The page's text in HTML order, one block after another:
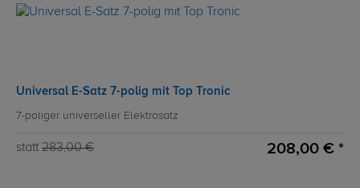
Universal E-Satz 7-polig mit Top Tronic
7-poliger universeller Elektrosatz
statt 283,00 € 208,00 € *